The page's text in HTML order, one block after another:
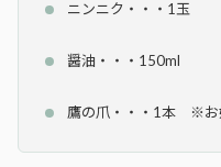
ニンニク・・・1玉
醤油・・・150ml
鷹の爪・・・1本 ※お